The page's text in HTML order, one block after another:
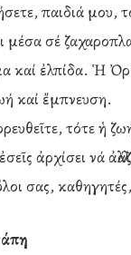
παιδιά μου,
μέσα σέ
καί ἐλπίδα. Ἡ
καί ἔμπνευση.
τότε ἡ
ἀρχίσει νά
σας,